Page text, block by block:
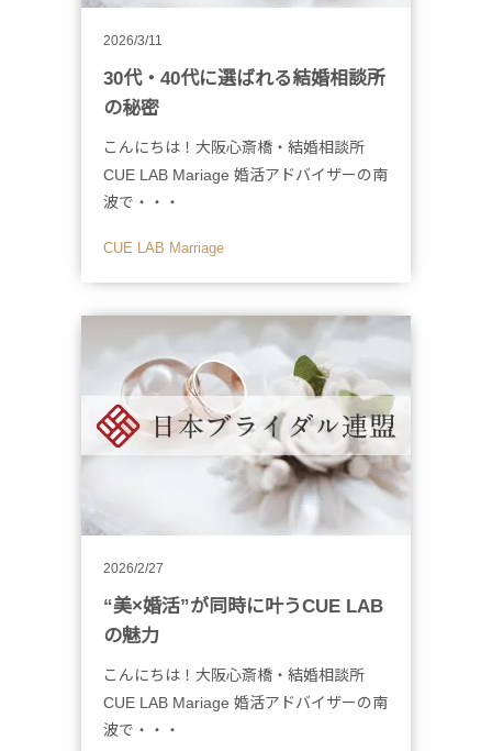
2026/3/11
30代・40代に選ばれる結婚相談所
の秘密
こんにちは！大阪心斎橋・結婚相談所
CUE LAB Mariage 婚活アドバイザーの南
波で・・・
CUE LAB Marriage
2026/2/27
“美×婚活”が同時に叶うCUE LAB
の魅力
こんにちは！大阪心斎橋・結婚相談所
CUE LAB Mariage 婚活アドバイザーの南
波で・・・